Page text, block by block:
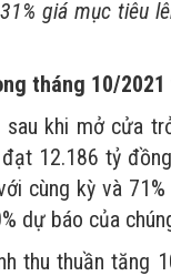
giá mục tiêu
tháng 10/
khi mở cửa
12.186 tỷ
cùng kỳ và
dự báo của
thu thuần tăng